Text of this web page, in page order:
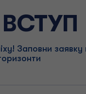
Заповни заявку